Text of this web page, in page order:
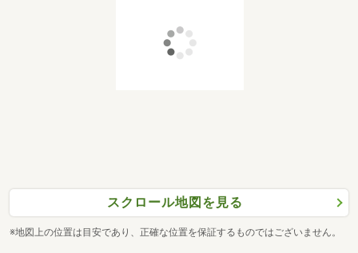
スクロール地図を見る
※地図上の位置は目安であり、正確な位置を保証するものではございません。